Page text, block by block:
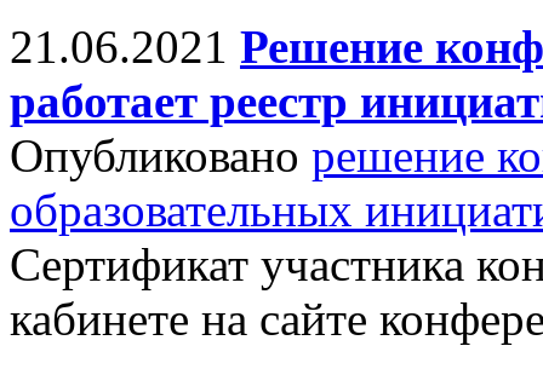
21.06.2021 Решение
работает реестр
Опубликовано решение
образовательных
Сертификат участника
кабинете на сайте